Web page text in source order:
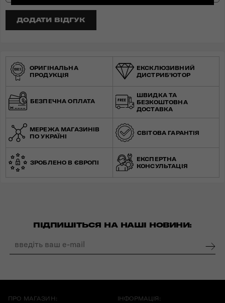
ДОДАТИ ВІДГУК
ОРИГІНАЛЬНА
ПРОДУКЦІЯ
ЕКСКЛЮЗИВНИЙ
ДИСТРИБ'ЮТОР
БЕЗПЕЧНА ОПЛАТА
ШВИДКА ТА
БЕЗКОШТОВНА
ДОСТАВКА
МЕРЕЖА МАГАЗИНІВ
ПО УКРАЇНІ
СВІТОВА ГАРАНТІЯ
ЗРОБЛЕНО В ЄВРОПІ
ЕКСПЕРТНА
КОНСУЛЬТАЦІЯ
ПІДПИШІТЬСЯ НА НАШІ НОВИНИ:
ПРО МАГАЗИН: ІНФОРМАЦІЯ: